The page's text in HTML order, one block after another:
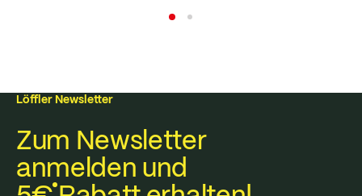
Löffler Newsletter
Zum Newsletter
anmelden und